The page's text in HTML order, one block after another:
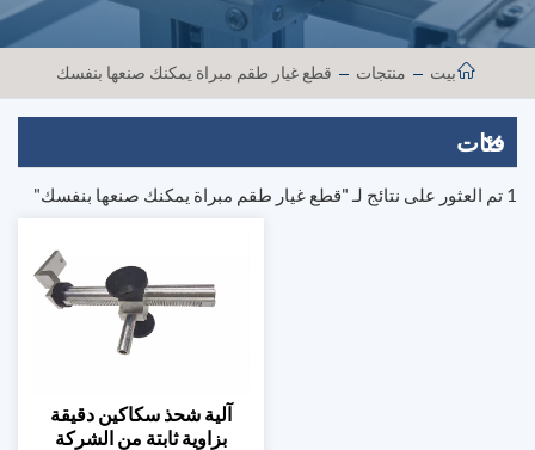
بيت منتجات قطع غيار طقم مبراة يمكنك صنعها بنفسك
فئات
1 تم العثور على نتائج لـ "قطع غيار طقم مبراة يمكنك صنعها بنفسك"
آلية شحذ سكاكين دقيقة
بزاوية ثابتة من الشركة